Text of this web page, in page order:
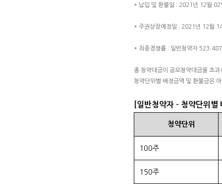
* 납입 및 환불일 : 2021년 12월 02
* 주권상장예정일 : 2021년 12월
* 최종경쟁률 : 일반청약자
총 청약대금이 공모청약대금을 초
청약단위별 배정금액 및 환불금은
[일반청약자 - 청약단위
청약단위
100주
150주